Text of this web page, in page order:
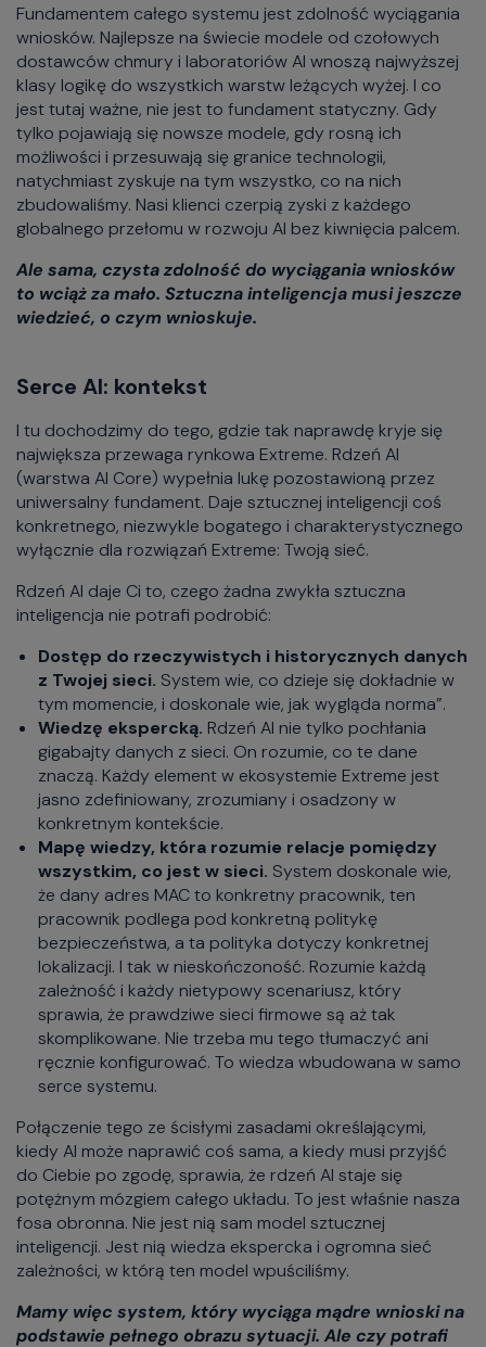
Fundamentem całego systemu jest zdolność wyciągania
wniosków. Najlepsze na świecie modele od czołowych
dostawców chmury i laboratoriów AI wnoszą najwyższej
klasy logikę do wszystkich warstw leżących wyżej. I co
jest tutaj ważne, nie jest to fundament statyczny. Gdy
tylko pojawiają się nowsze modele, gdy rosną ich
możliwości i przesuwają się granice technologii,
natychmiast zyskuje na tym wszystko, co na nich
zbudowaliśmy. Nasi klienci czerpią zyski z każdego
globalnego przełomu w rozwoju AI bez kiwnięcia palcem.
Ale sama, czysta zdolność do wyciągania wniosków
to wciąż za mało. Sztuczna inteligencja musi jeszcze
wiedzieć, o czym wnioskuje.
Serce AI: kontekst
I tu dochodzimy do tego, gdzie tak naprawdę kryje się
największa przewaga rynkowa Extreme. Rdzeń AI
(warstwa AI Core) wypełnia lukę pozostawioną przez
uniwersalny fundament. Daje sztucznej inteligencji coś
konkretnego, niezwykle bogatego i charakterystycznego
wyłącznie dla rozwiązań Extreme: Twoją sieć.
Rdzeń AI daje Ci to, czego żadna zwykła sztuczna
inteligencja nie potrafi podrobić:
Dostęp do rzeczywistych i historycznych danych
z Twojej sieci. System wie, co dzieje się dokładnie w
tym momencie, i doskonale wie, jak wygląda norma”.
Wiedzę ekspercką. Rdzeń AI nie tylko pochłania
gigabajty danych z sieci. On rozumie, co te dane
znaczą. Każdy element w ekosystemie Extreme jest
jasno zdefiniowany, zrozumiany i osadzony w
konkretnym kontekście.
Mapę wiedzy, która rozumie relacje pomiędzy
wszystkim, co jest w sieci. System doskonale wie,
że dany adres MAC to konkretny pracownik, ten
pracownik podlega pod konkretną politykę
bezpieczeństwa, a ta polityka dotyczy konkretnej
lokalizacji. I tak w nieskończoność. Rozumie każdą
zależność i każdy nietypowy scenariusz, który
sprawia, że prawdziwe sieci firmowe są aż tak
skomplikowane. Nie trzeba mu tego tłumaczyć ani
ręcznie konfigurować. To wiedza wbudowana w samo
serce systemu.
Połączenie tego ze ścisłymi zasadami określającymi,
kiedy AI może naprawić coś sama, a kiedy musi przyjść
do Ciebie po zgodę, sprawia, że rdzeń AI staje się
potężnym mózgiem całego układu. To jest właśnie nasza
fosa obronna. Nie jest nią sam model sztucznej
inteligencji. Jest nią wiedza ekspercka i ogromna sieć
zależności, w którą ten model wpuściliśmy.
Mamy więc system, który wyciąga mądre wnioski na
podstawie pełnego obrazu sytuacji. Ale czy potrafi